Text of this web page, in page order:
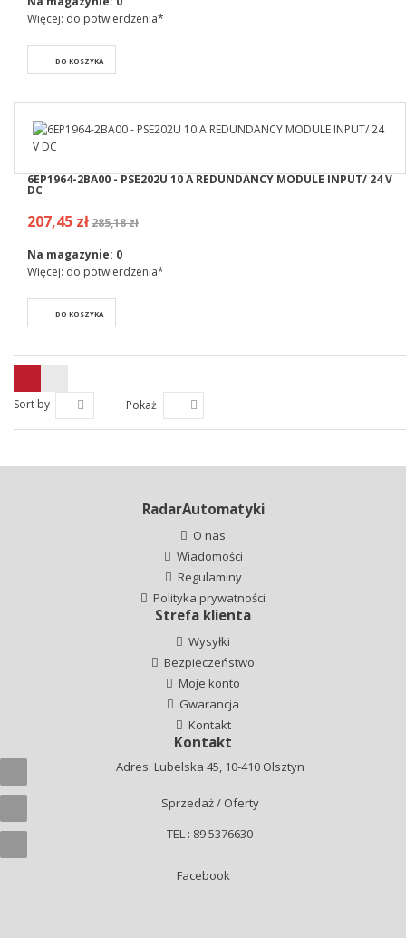
Więcej: do potwierdzenia*
DO KOSZYKA
6EP1964-2BA00 - PSE202U 10 A REDUNDANCY MODULE INPUT/ 24 V
DC
207,45 zł285,18 zł
Na magazynie: 0
Więcej: do potwierdzenia*
DO KOSZYKA
Sort by Pokaż
RadarAutomatyki
O nas
Wiadomości
Regulaminy
Polityka prywatności
Strefa klienta
Wysyłki
Bezpieczeństwo
Moje konto
Gwarancja
Kontakt
Kontakt
Adres: Lubelska 45, 10-410 Olsztyn
Sprzedaż / Oferty
TEL : 89 5376630
Facebook